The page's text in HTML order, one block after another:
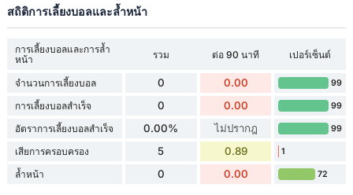
สถิติการเลี้ยงบอลและล้ำหน้า
การเลี้ยงบอลและการล้ำ
หน้า
รวม ต่อ 90 นาที เปอร์เซ็นต์
จำนวนการเลี้ยงบอล 0 0.00 99
การเลี้ยงบอลสำเร็จ 0 0.00 99
อัตราการเลี้ยงบอลสำเร็จ 0.00% ไม่ปรากฎ 99
เสียการครอบครอง 5 0.89 1
ล้ำหน้า 0 0.00 72